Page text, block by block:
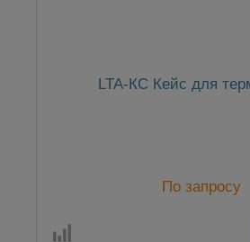
LTA-КС Кейс для
По запросу